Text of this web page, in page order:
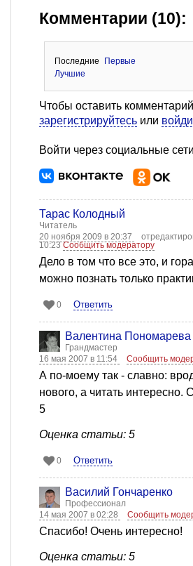
Комментарии (10):
Последние
Первые
Лучшие
Чтобы оставить комментарий
зарегистрируйтесь или
Войти через социальные
Тарас Колодный
Читатель
20 ноября 2009 в 20:37
10:23Сообщить модератору
Дело в том что все это, и
можно познать только
0 Ответить
Валентина Пономарева
Грандмастер
16 мая 2007 в 11:54
Сообщить
А по-моему так - славно:
нового, а читать интересно.
5
Оценка статьи: 5
0 Ответить
Василий Гончаренко
Профессионал
14 мая 2007 в 02:28
Сообщить
Спасибо! Очень интересно!
Оценка статьи: 5